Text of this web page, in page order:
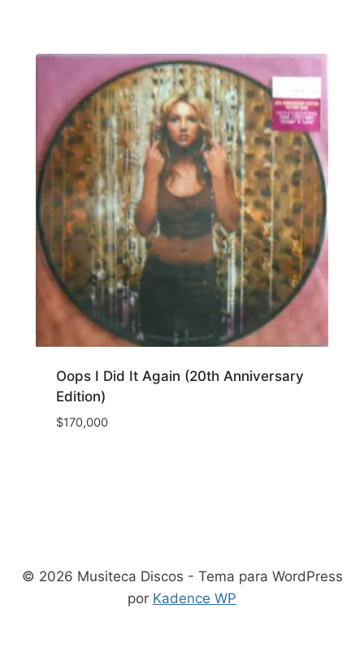
Oops I Did It Again (20th Anniversary
Edition)
$170,000
© 2026 Musiteca Discos - Tema para WordPress
por Kadence WP